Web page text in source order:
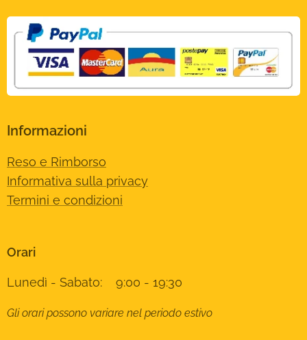
Informazioni
Reso e Rimborso
Informativa sulla privacy
Termini e condizioni
Orari
Lunedì - Sabato: 9:00 - 19:30
Gli orari possono variare nel periodo estivo